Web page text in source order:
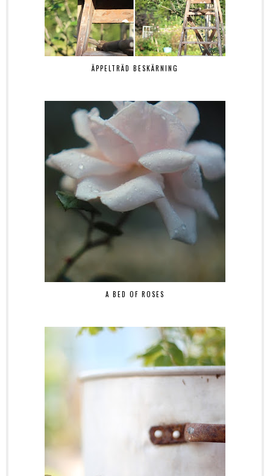
ÄPPELTRÄD BESKÄRNING
A BED OF ROSES